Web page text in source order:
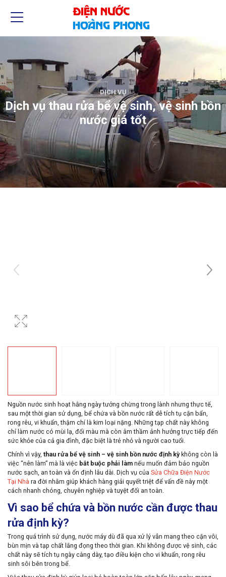
DỊCH VỤ
Dịch vụ thau rửa bể vệ sinh, vệ sinh bồn
nước giá tốt
Nguồn nước sinh hoạt hằng ngày tưởng chừng trong lành nhưng thực tế,
sau một thời gian sử dụng, bể chứa và bồn nước rất dễ tích tụ cặn bẩn,
rong rêu, vi khuẩn, thậm chí là kim loại nặng. Những tạp chất này không
chỉ làm nước có mùi lạ, đổi màu mà còn âm thầm ảnh hưởng trực tiếp đến
sức khỏe của cả gia đình, đặc biệt là trẻ nhỏ và người cao tuổi.
Chính vì vậy, thau rửa bể vệ sinh – vệ sinh bồn nước định kỳkhông còn là
việc “nên làm” mà là việc bắt buộc phải làm nếu muốn đảm bảo nguồn
nước sạch, an toàn và ổn định lâu dài. Dịch vụ của Sửa Chữa Điện Nước
Tại Nhà ra đời nhằm giúp khách hàng giải quyết triệt để vấn đề này một
cách nhanh chóng, chuyên nghiệp và tuyệt đối an toàn.
Vì sao bể chứa và bồn nước cần được thau
rửa định kỳ?
Trong quá trình sử dụng, nước máy dù đã qua xử lý vẫn mang theo cặn vôi,
bùn mịn và tạp chất lắng đọng theo thời gian. Khi không được vệ sinh, các
chất này sẽ tích tụ ngày càng dày, tạo điều kiện cho vi khuẩn, rong rêu
sinh sôi bên trong bể.